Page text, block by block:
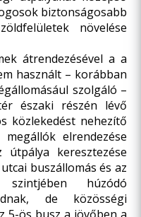
biztonságosabb
növelése
átrendezésével a a
használt – korábban
szolgáló –
északi részén lévő
közlekedést nehezítő
elrendezése
keresztezése
buszállomás és az
húzódó
de közösségi